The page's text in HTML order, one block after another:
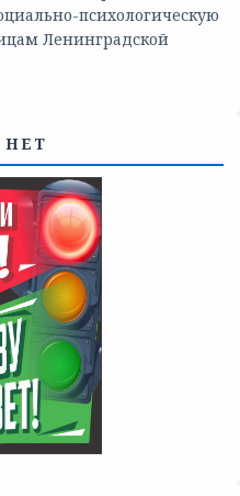
меры социальной
психологическую
Ленинградской